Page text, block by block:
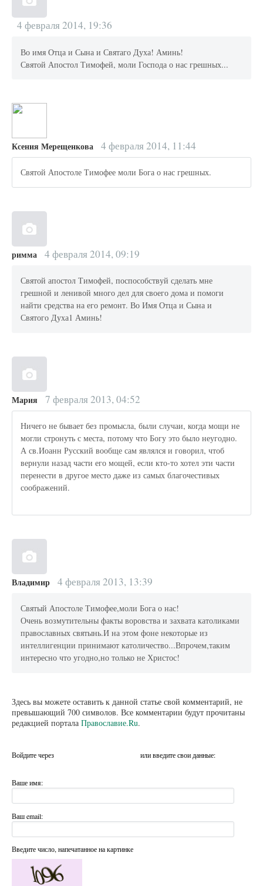
4 февраля 2014, 19:36
Во имя Отца и Сына и Святаго Духа! Аминь!
Святой Апостол Тимофей, моли Господа о нас грешных...
Ксения Мерещенкова 4 февраля 2014, 11:44
Святой Апостоле Тимофее моли Бога о нас грешных.
римма 4 февраля 2014, 09:19
Святой апостол Тимофей, поспособствуй сделать мне
грешной и ленивой много дел для своего дома и помоги
найти средства на его ремонт. Во Имя Отца и Сына и
Святого Духа1 Аминь!
Мария 7 февраля 2013, 04:52
Ничего не бывает без промысла, были случаи, когда мощи не
могли стронуть с места, потому что Богу это было неугодно.
А св.Иоанн Русский вообще сам являлся и говорил, чтоб
вернули назад части его мощей, если кто-то хотел эти части
перенести в другое место даже из самых благочестивых
соображений.
Владимир 4 февраля 2013, 13:39
Святый Апостоле Тимофее,моли Бога о нас!
Очень возмутительны факты воровства и захвата католиками
православных святынь.И на этом фоне некоторые из
интеллигенции принимают католичество...Впрочем,таким
интересно что угодно,но только не Христос!
Здесь вы можете оставить к данной статье свой комментарий, не
превышающий 700 символов. Все комментарии будут прочитаны
редакцией портала Православие.Ru.
Войдите через или введите свои данные:
Ваше имя:
Ваш email:
Введите число, напечатанное на картинке